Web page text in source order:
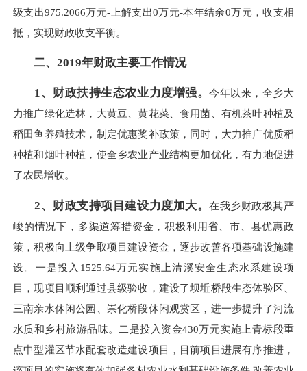
级支出975.2066万元-上解支出0万元-本年结余0万元，收支相
抵，实现财政收支平衡。
二、2019年财政主要工作情况
1、财政扶持生态农业力度增强。今年以来，全乡大
力推广绿化造林，大黄豆、黄花菜、食用菌、有机茶叶种植及
稻田鱼养殖技术，制定优惠奖补政策，同时，大力推广优质稻
种植和烟叶种植，使全乡农业产业结构更加优化，有力地促进
了农民增收。
2、财政支持项目建设力度加大。在我乡财政极其严
峻的情况下，多渠道筹措资金，积极利用省、市、县优惠政
策，积极向上级争取项目建设资金，逐步改善各项基础设施建
设。一是投入1525.64万元实施上清溪安全生态水系建设项
目，现项目顺利通过县级验收，建设了坝坵桥段生态体验区、
三南亲水休闲公园、崇化桥段休闲观赏区，进一步提升了河流
水质和乡村旅游品味。二是投入资金430万元实施上青标段重
点中型灌区节水配套改造建设项目，目前项目进展有序推进，